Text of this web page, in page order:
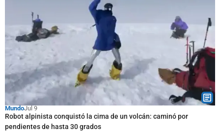
MundoJul 9
Robot alpinista conquistó la cima de un volcán: caminó por
pendientes de hasta 30 grados